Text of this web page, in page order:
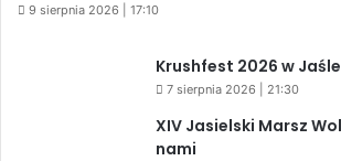
9 sierpnia 2026 | 17:10
Krushfest 2026 w Jaśle
7 sierpnia 2026 | 21:30
XIV Jasielski Marsz
nami